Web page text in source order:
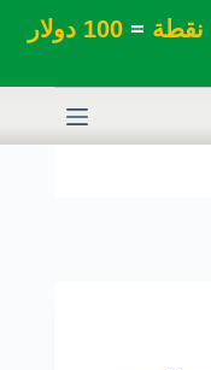
=100 دولار